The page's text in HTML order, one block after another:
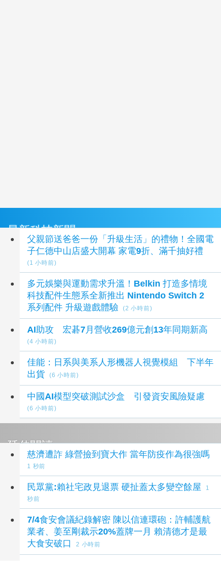
最新科技新聞
父親節送爸爸一份「升級生活」的禮物！全國電
子仁德中山店盛大開幕 家電9折、滿千抽好禮
(1 小時前)
多元娛樂與運動需求升溫！Belkin 打造多情境
科技配件生態系全新推出 Nintendo Switch 2
系列配件 升級遊戲體驗
(2 小時前)
AI助攻 宏碁7月營收269億元創13年同期新高
(4 小時前)
佳能：日系與美系人形機器人視覺模組 下半年
出貨
(6 小時前)
中國AI模型突破測試沙盒 引發資安風險疑慮
(6 小時前)
延伸閱讀
慈濟遭詐 綠營撿到寶大作 當年防疫作為很強嗎
1 秒前
民眾黨:賴社宅政見退票 硬扯蓋太多變空餘屋
1
秒前
7/4食安會議紀錄解密 陳以信連環砲：許輔護航
業者、姜至剛裁示20%蓋牌一月 賴清德才是最
大食安破口
2 小時前